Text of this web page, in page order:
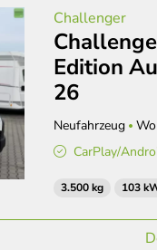
Challenger
Edition
26
Neufahrzeug
CarPlay/
3.500 kg 103